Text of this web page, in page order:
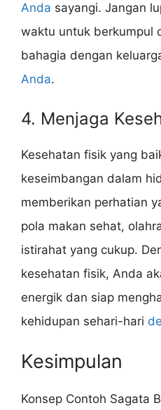
Anda sayangi. Jangan
waktu untuk berkumpul
bahagia dengan
Anda.
4. Menjaga
Kesehatan fisik yang
keseimbangan dalam
memberikan perhatian
pola makan sehat,
istirahat yang cukup.
kesehatan fisik, Anda
energik dan siap
kehidupan sehari-hari
Kesimpulan
Konsep Contoh Sagata